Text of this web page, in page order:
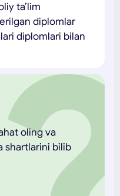
ta’lim
diplomlar
diplomlari bilan
oling va
shartlarini bilib